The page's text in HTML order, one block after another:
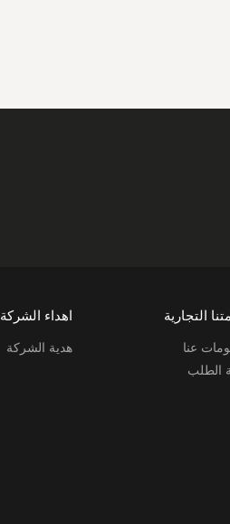
التجارية
عنا
الطلب
اهداء الشركة
هدية الشركة